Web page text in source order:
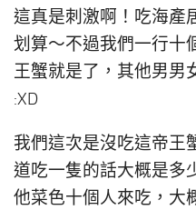
這真是刺激啊！吃海產
划算～不過我們一行十
王蟹就是了，其他男男
:XD
我們這次是沒吃這帝王
道吃一隻的話大概是多
他菜色十個人來吃，大